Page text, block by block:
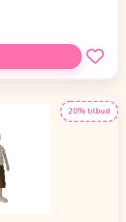
20% tilbud